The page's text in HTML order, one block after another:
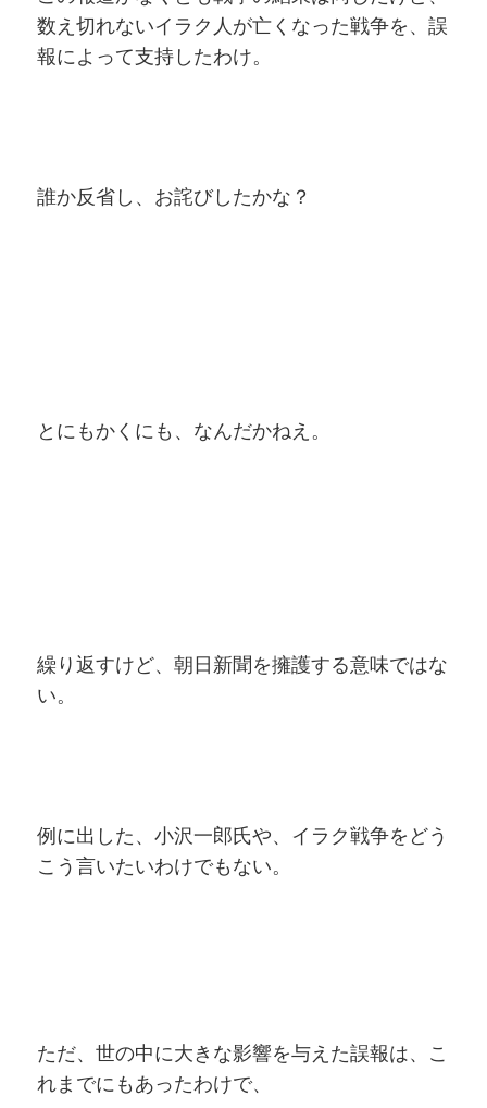
数え切れないイラク人が亡くなった戦争を、誤
報によって支持したわけ。
誰か反省し、お詫びしたかな？
とにもかくにも、なんだかねえ。
繰り返すけど、朝日新聞を擁護する意味ではな
い。
例に出した、小沢一郎氏や、イラク戦争をどう
こう言いたいわけでもない。
ただ、世の中に大きな影響を与えた誤報は、こ
れまでにもあったわけで、